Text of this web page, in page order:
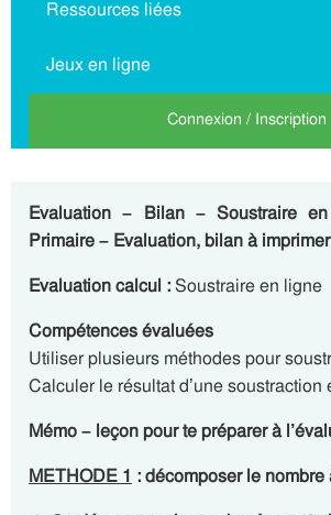
Ressources liées
Jeux en ligne
Connexion / Inscription
Evaluation – Bilan – Soustraire
Primaire – Evaluation, bilan à
Evaluation calcul : Soustraire en ligne
Compétences évaluées
Utiliser plusieurs méthodes pour
Calculer le résultat d’une soustraction
Mémo – leçon pour te préparer à
METHODE 1 : décomposer le nombre